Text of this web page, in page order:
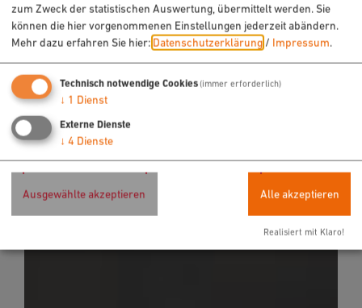
Möchten Sie von OpenStreetMap/Leaflet bereitgestellte
externe Inhalte laden?
Ja, immer
zum Zweck der statistischen Auswertung, übermittelt werden. Sie
können die hier vorgenommenen Einstellungen jederzeit abändern.
Mehr dazu erfahren Sie hier:Datenschutzerklärung / Impressum.
Technisch notwendige Cookies(immer erforderlich)
↓ 1 Dienst
Externe Dienste
↓ 4 Dienste
Ausgewählte akzeptieren Alle akzeptieren
Realisiert mit Klaro!